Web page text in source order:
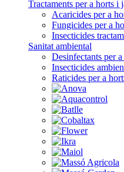
Tractaments per a horts i
Acaricides per a
Fungicides per a
Insecticides
Sanitat ambiental
Desinfectants per
Insecticides
Raticides per a